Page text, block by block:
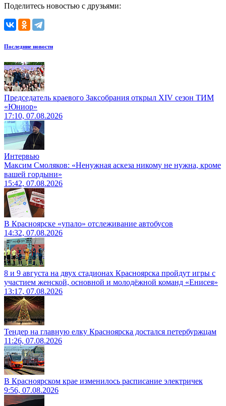
Поделитесь новостью с друзьями:
Последние новости
Председатель краевого Заксобрания открыл XIV сезон ТИМ
«Юниор»
17:10, 07.08.2026
Интервью
Максим Смоляков: «Ненужная аскеза никому не нужна, кроме
вашей гордыни»
15:42, 07.08.2026
В Красноярске «упало» отслеживание автобусов
14:32, 07.08.2026
8 и 9 августа на двух стадионах Красноярска пройдут игры с
участием женской, основной и молодёжной команд «Енисея»
13:17, 07.08.2026
Тендер на главную елку Красноярска достался петербуржцам
11:26, 07.08.2026
В Красноярском крае изменилось расписание электричек
9:56, 07.08.2026